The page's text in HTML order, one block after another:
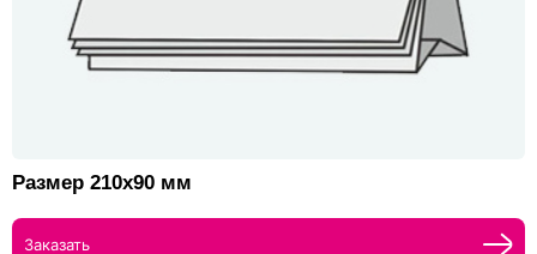
Размер 210х90 мм
Заказать